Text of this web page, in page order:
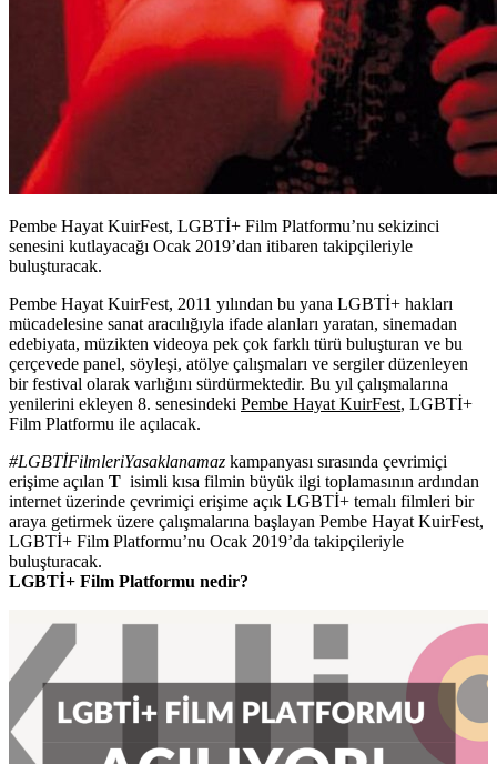
Pembe Hayat KuirFest, LGBTİ+ Film Platformu’nu sekizinci
senesini kutlayacağı Ocak 2019’dan itibaren takipçileriyle
buluşturacak.
Pembe Hayat KuirFest, 2011 yılından bu yana LGBTİ+ hakları
mücadelesine sanat aracılığıyla ifade alanları yaratan, sinemadan
edebiyata, müzikten videoya pek çok farklı türü buluşturan ve bu
çerçevede panel, söyleşi, atölye çalışmaları ve sergiler düzenleyen
bir festival olarak varlığını sürdürmektedir. Bu yıl çalışmalarına
yenilerini ekleyen 8. senesindeki Pembe Hayat KuirFest, LGBTİ+
Film Platformu ile açılacak.
#LGBTİFilmleriYasaklanamaz kampanyası sırasında çevrimiçi
erişime açılan T isimli kısa filmin büyük ilgi toplamasının ardından
internet üzerinde çevrimiçi erişime açık LGBTİ+ temalı filmleri bir
araya getirmek üzere çalışmalarına başlayan Pembe Hayat KuirFest,
LGBTİ+ Film Platformu’nu Ocak 2019’da takipçileriyle
buluşturacak.
LGBTİ+ Film Platformu nedir?